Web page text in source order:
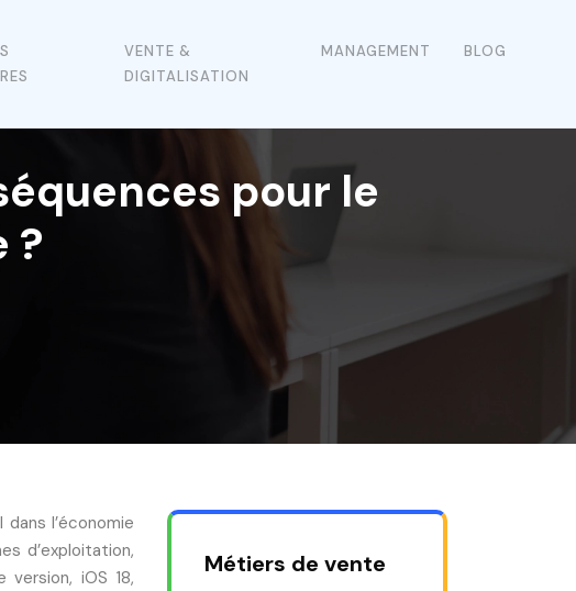
VENTE &
DIGITALISATION
MANAGEMENT BLOG
pour le
?
l’économie
d’exploitation,
iOS 18,
Métiers de vente